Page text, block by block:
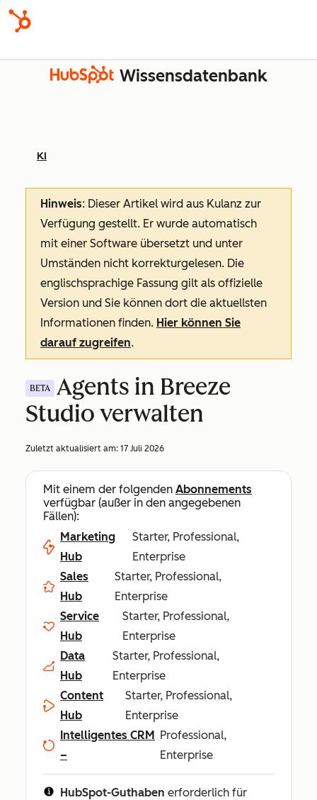
Wissensdatenbank
KI
Hinweis: Dieser Artikel wird aus Kulanz zur
Verfügung gestellt. Er wurde automatisch
mit einer Software übersetzt und unter
Umständen nicht korrekturgelesen. Die
englischsprachige Fassung gilt als offizielle
Version und Sie können dort die aktuellsten
Informationen finden. Hier können Sie
darauf zugreifen.
BETA
Agents in Breeze
Studio verwalten
Zuletzt aktualisiert am: 17 Juli 2026
Mit einem der folgenden Abonnements
verfügbar (außer in den angegebenen
Fällen):
Marketing
Hub
Starter, Professional,
Enterprise
Sales
Hub
Starter, Professional,
Enterprise
Service
Hub
Starter, Professional,
Enterprise
Data
Hub
Starter, Professional,
Enterprise
Content
Hub
Starter, Professional,
Enterprise
Intelligentes CRM
–
Professional,
Enterprise
HubSpot-Guthaben erforderlich für